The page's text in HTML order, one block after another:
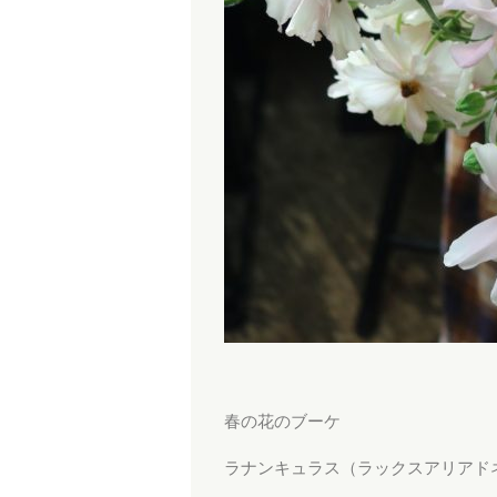
春の花のブーケ
ラナンキュラス（ラックスアリアド